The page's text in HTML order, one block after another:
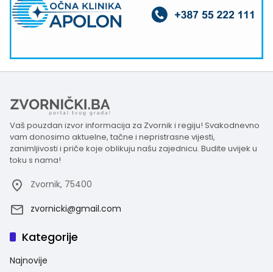
Vaš pouzdan izvor informacija za Zvornik i regiju! Svakodnevno
vam donosimo aktuelne, tačne i nepristrasne vijesti,
zanimljivosti i priče koje oblikuju našu zajednicu. Budite uvijek u
toku s nama!
Zvornik, 75400
zvornicki@gmail.com
Kategorije
Najnovije